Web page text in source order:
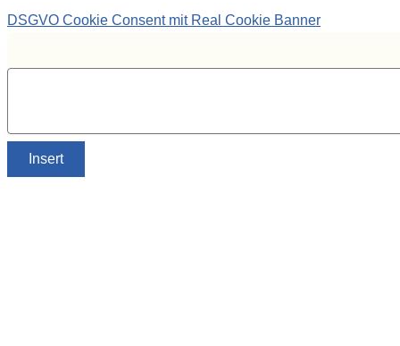
DSGVO Cookie Consent mit Real Cookie Banner
Insert